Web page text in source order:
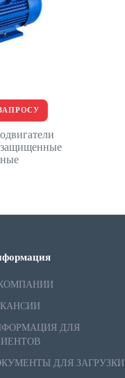
ДЛЯ
ДЛЯ ЗАГРУЗКИ